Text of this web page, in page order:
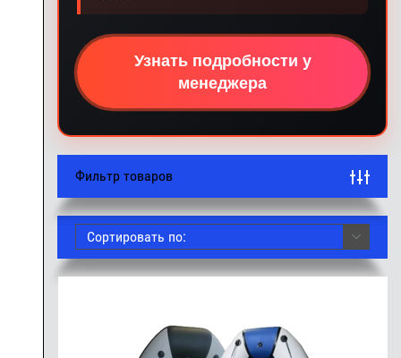
Узнать подробности у
менеджера
Фильтр товаров
Сортировать по: